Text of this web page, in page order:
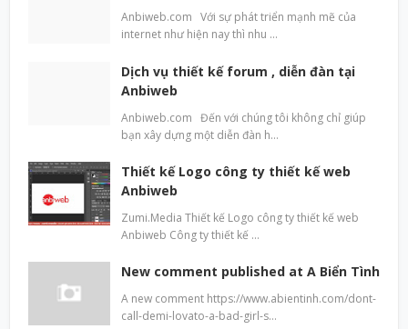
Anbiweb.com Với sự phát triển mạnh mẽ của
internet như hiện nay thì nhu …
Dịch vụ thiết kế forum , diễn đàn tại
Anbiweb
Anbiweb.com Đến với chúng tôi không chỉ giúp
bạn xây dựng một diễn đàn h…
Thiết kế Logo công ty thiết kế web
Anbiweb
Zumi.Media Thiết kế Logo công ty thiết kế web
Anbiweb Công ty thiết kế …
New comment published at A Biển Tình
A new comment https://www.abientinh.com/dont-
call-demi-lovato-a-bad-girl-s…